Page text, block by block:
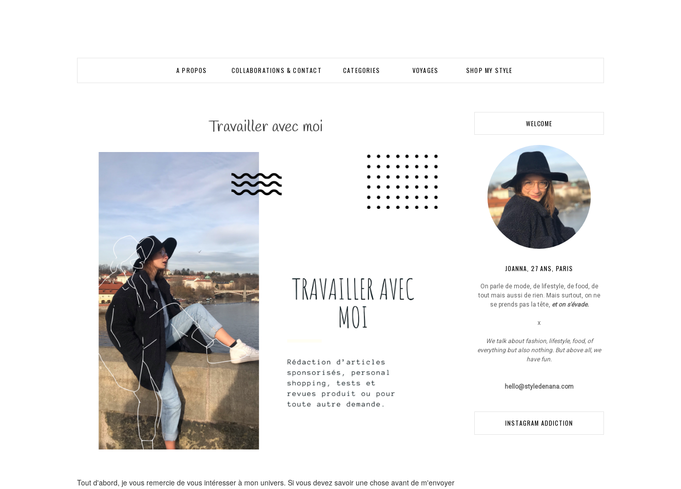
A PROPOS COLLABORATIONS & CONTACT CATEGORIES VOYAGES SHOP MY STYLE
Travailler avec moi
Tout d'abord, je vous remercie de vous intéresser à mon univers. Si vous devez savoir une chose avant de m'envoyer
WELCOME
JOANNA, 27 ANS, PARIS
On parle de mode, de lifestyle, de food, de
tout mais aussi de rien. Mais surtout, on ne
se prends pas la tête, et on s'évade.
x
We talk about fashion, lifestyle, food, of
everything but also nothing. But above all, we
have fun.
hello@styledenana.com
INSTAGRAM ADDICTION